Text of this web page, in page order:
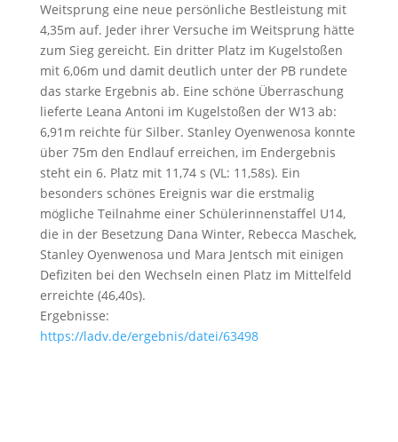
Weitsprung eine neue persönliche Bestleistung mit
4,35m auf. Jeder ihrer Versuche im Weitsprung hätte
zum Sieg gereicht. Ein dritter Platz im Kugelstoßen
mit 6,06m und damit deutlich unter der PB rundete
das starke Ergebnis ab. Eine schöne Überraschung
lieferte Leana Antoni im Kugelstoßen der W13 ab:
6,91m reichte für Silber. Stanley Oyenwenosa konnte
über 75m den Endlauf erreichen, im Endergebnis
steht ein 6. Platz mit 11,74 s (VL: 11,58s). Ein
besonders schönes Ereignis war die erstmalig
mögliche Teilnahme einer Schülerinnenstaffel U14,
die in der Besetzung Dana Winter, Rebecca Maschek,
Stanley Oyenwenosa und Mara Jentsch mit einigen
Defiziten bei den Wechseln einen Platz im Mittelfeld
erreichte (46,40s).
Ergebnisse:
https://ladv.de/ergebnis/datei/63498